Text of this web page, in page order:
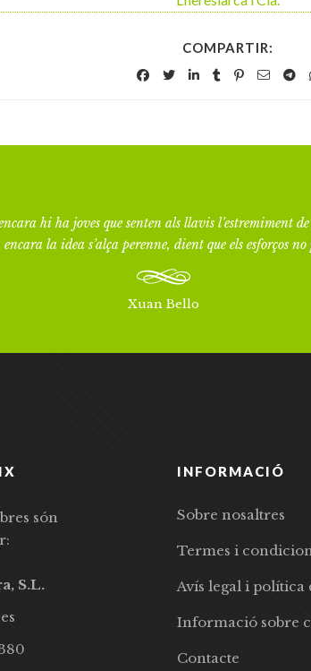
COMPARTIR:
hi ha joves que senten als llavis l’estremiment de
la idea s’alça perenne, dient que els esforços
Xuan Bello
són
S.L.
INFORMACIÓ
Sobre nosaltres
Termes i
Avís legal i política
Informació sobre
Contacte